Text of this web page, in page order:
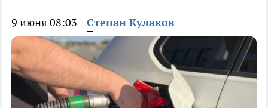
9 июня 08:03 Степан Кулаков